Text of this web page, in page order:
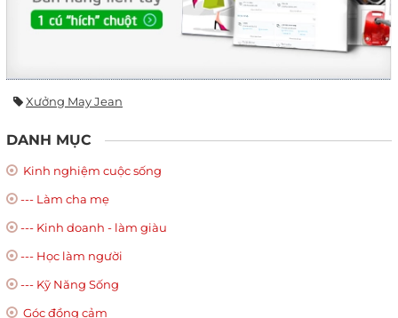
Xưởng May Jean
DANH MỤC
Kinh nghiệm cuộc sống
--- Làm cha mẹ
--- Kinh doanh - làm giàu
--- Học làm người
--- Kỹ Năng Sống
Góc đồng cảm